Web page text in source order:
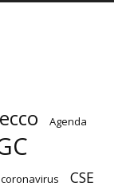
Agenda
coronavirus CSE